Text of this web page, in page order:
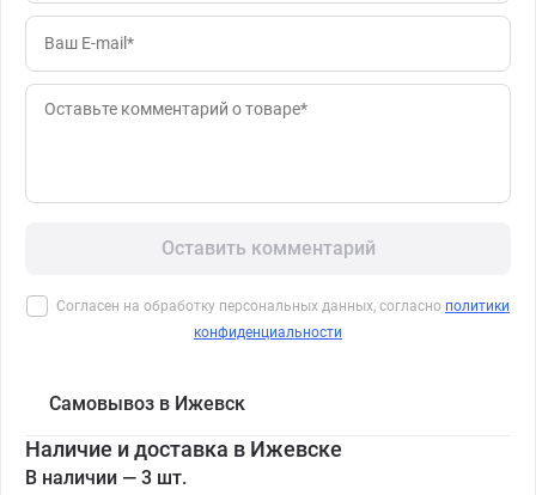
Оставить комментарий
Согласен на обработку персональных данных, согласно политики
конфиденциальности
Самовывоз в Ижевск
Наличие и доставка в Ижевске
В наличии — 3 шт.